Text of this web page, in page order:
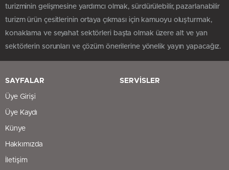
turizminin gelişmesine yardımcı olmak, sürdürülebilir, pazarlanabilir
turizm ürün çesitlerinin ortaya çıkması için kamuoyu oluşturmak,
konaklama ve seyahat sektörleri başta olmak üzere alt ve yan
sektörlerin sorunları ve çözüm önerilerine yönelik yayın yapacağız.
SAYFALAR
Üye Girişi
Üye Kaydı
Künye
Hakkımızda
İletişim
SERVİSLER